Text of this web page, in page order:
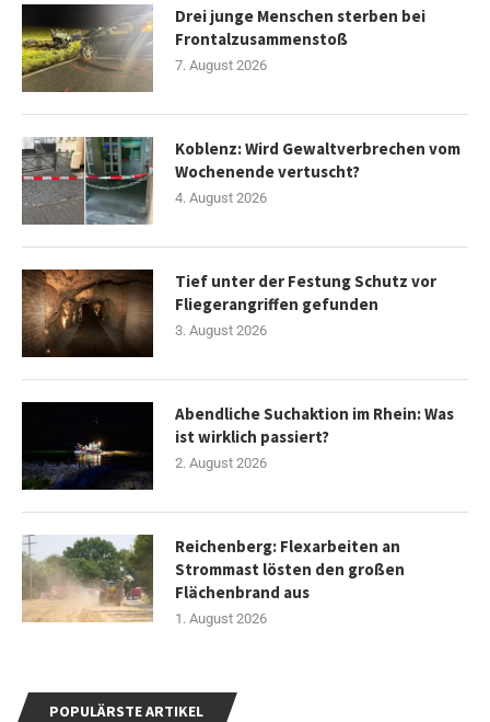
Drei junge Menschen sterben bei
Frontalzusammenstoß
7. August 2026
Koblenz: Wird Gewaltverbrechen vom
Wochenende vertuscht?
4. August 2026
Tief unter der Festung Schutz vor
Fliegerangriffen gefunden
3. August 2026
Abendliche Suchaktion im Rhein: Was
ist wirklich passiert?
2. August 2026
Reichenberg: Flexarbeiten an
Strommast lösten den großen
Flächenbrand aus
1. August 2026
POPULÄRSTE ARTIKEL